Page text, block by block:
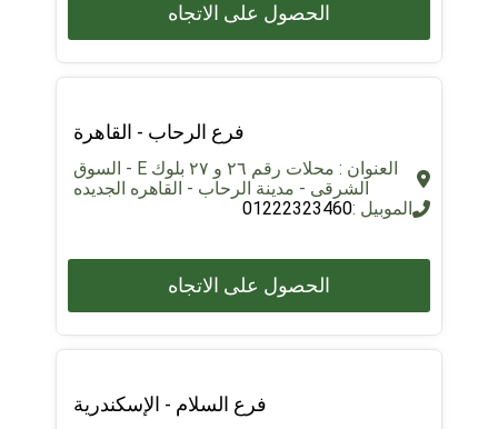
الحصول على الاتجاه
فرع الرحاب - القاهرة
العنوان : محلات رقم ٢٦ و ٢٧ بلوك E - السوق
الشرقى - مدينة الرحاب - القاهره الجديده
الموبيل :01222323460
الحصول على الاتجاه
فرع السلام - الإسكندرية